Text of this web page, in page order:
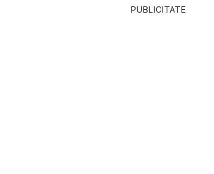
PUBLICITATE